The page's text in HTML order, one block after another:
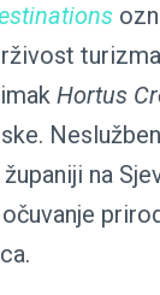
Hortus
na